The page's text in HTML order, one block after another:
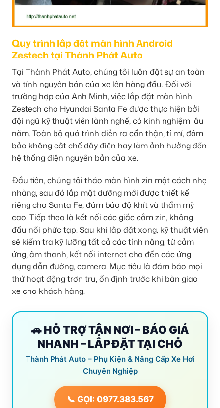
Quy trình lắp đặt màn hình Android
Zestech tại Thành Phát Auto
Tại Thành Phát Auto, chúng tôi luôn đặt sự an toàn
và tính nguyên bản của xe lên hàng đầu. Đối với
trường hợp của Anh Minh, việc lắp đặt màn hình
Zestech cho Hyundai Santa Fe được thực hiện bởi
đội ngũ kỹ thuật viên lành nghề, có kinh nghiệm lâu
năm. Toàn bộ quá trình diễn ra cẩn thận, tỉ mỉ, đảm
bảo không cắt chế dây điện hay làm ảnh hưởng đến
hệ thống điện nguyên bản của xe.
Đầu tiên, chúng tôi tháo màn hình zin một cách nhẹ
nhàng, sau đó lắp mặt dưỡng mới được thiết kế
riêng cho Santa Fe, đảm bảo độ khít và thẩm mỹ
cao. Tiếp theo là kết nối các giắc cắm zin, không
đấu nối phức tạp. Sau khi lắp đặt xong, kỹ thuật viên
sẽ kiểm tra kỹ lưỡng tất cả các tính năng, từ cảm
ứng, âm thanh, kết nối internet cho đến các ứng
dụng dẫn đường, camera. Mục tiêu là đảm bảo mọi
thứ hoạt động trơn tru, ổn định trước khi bàn giao
xe cho khách hàng.
🚗 HỖ TRỢ TẬN NƠI – BÁO GIÁ
NHANH – LẮP ĐẶT TẠI CHỖ
Thành Phát Auto – Phụ Kiện & Nâng Cấp Xe Hơi
Chuyên Nghiệp
📞 GỌI: 0977.383.567